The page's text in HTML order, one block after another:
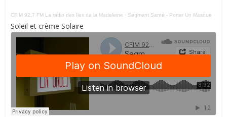
CFIM 92,7 FM La radio des Iles de la Madeleine · Segment Santé - Porter Un Masque
Soleil et crème Solaire